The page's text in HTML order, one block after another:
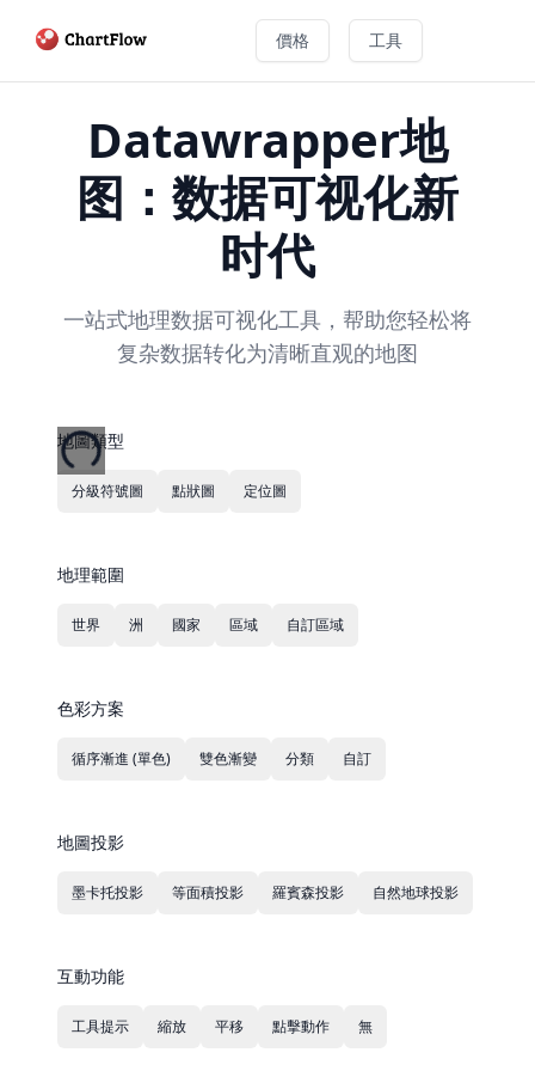
價格 工具
Datawrapper地
图：数据可视化新
时代
一站式地理数据可视化工具，帮助您轻松将
复杂数据转化为清晰直观的地图
地圖類型
分級符號圖 點狀圖 定位圖
地理範圍
世界 洲 國家 區域 自訂區域
色彩方案
循序漸進 (單色) 雙色漸變 分類 自訂
地圖投影
墨卡托投影 等面積投影 羅賓森投影 自然地球投影
互動功能
工具提示 縮放 平移 點擊動作 無